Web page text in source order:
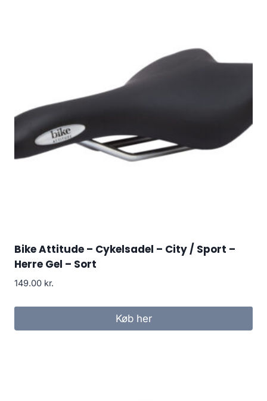
Bike Attitude – Cykelsadel – City / Sport –
Herre Gel – Sort
149.00 kr.
Køb her